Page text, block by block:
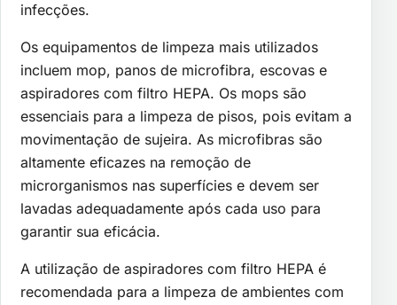
infecções.
Os equipamentos de limpeza mais utilizados
incluem mop, panos de microfibra, escovas e
aspiradores com filtro HEPA. Os mops são
essenciais para a limpeza de pisos, pois evitam a
movimentação de sujeira. As microfibras são
altamente eficazes na remoção de
microrganismos nas superfícies e devem ser
lavadas adequadamente após cada uso para
garantir sua eficácia.
A utilização de aspiradores com filtro HEPA é
recomendada para a limpeza de ambientes com